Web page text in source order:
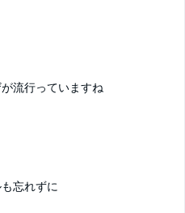
流行っていますね
忘れずに